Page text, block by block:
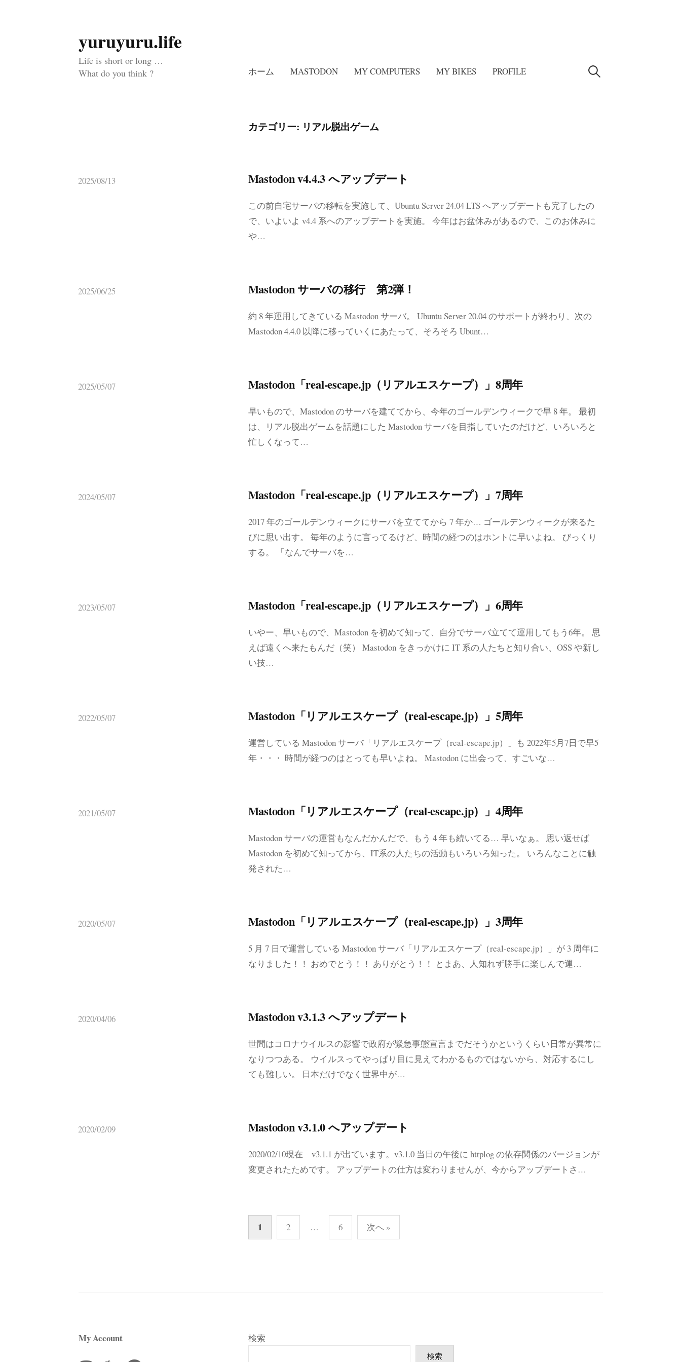
コ
ン
テ
プ
yuruyuru.life
Life is short or long …
What do you think ?
ホーム MASTODON MY COMPUTERS MY BIKES PROFILE 検
カテゴリー: リアル脱出ゲーム
2025/08/13 Mastodon v4.4.3 へアップデート
この前自宅サーバの移転を実施して、Ubuntu Server 24.04 LTS へアップデートも完了したの
で、いよいよ v4.4 系へのアップデートを実施。 今年はお盆休みがあるので、このお休みに
や…
2025/06/25 Mastodon サーバの移行 第2弾！
約 8 年運用してきている Mastodon サーバ。 Ubuntu Server 20.04 のサポートが終わり、次の
Mastodon 4.4.0 以降に移っていくにあたって、そろそろ Ubunt…
2025/05/07 Mastodon「real-escape.jp（リアルエスケープ）」8周年
早いもので、Mastodon のサーバを建ててから、今年のゴールデンウィークで早 8 年。 最初
は、リアル脱出ゲームを話題にした Mastodon サーバを目指していたのだけど、いろいろと
忙しくなって…
2024/05/07 Mastodon「real-escape.jp（リアルエスケープ）」7周年
2017 年のゴールデンウィークにサーバを立ててから 7 年か… ゴールデンウィークが来るた
びに思い出す。 毎年のように言ってるけど、時間の経つのはホントに早いよね。 びっくり
する。 「なんでサーバを…
2023/05/07 Mastodon「real-escape.jp（リアルエスケープ）」6周年
いやー、早いもので、Mastodon を初めて知って、自分でサーバ立てて運用してもう6年。 思
えば遠くへ来たもんだ（笑） Mastodon をきっかけに IT 系の人たちと知り合い、OSS や新し
い技…
2022/05/07 Mastodon「リアルエスケープ（real-escape.jp）」5周年
運営している Mastodon サーバ「リアルエスケープ（real-escape.jp）」も 2022年5月7日で早5
年・・・ 時間が経つのはとっても早いよね。 Mastodon に出会って、すごいな…
2021/05/07 Mastodon「リアルエスケープ（real-escape.jp）」4周年
Mastodon サーバの運営もなんだかんだで、もう 4 年も続いてる… 早いなぁ。 思い返せば
Mastodon を初めて知ってから、IT系の人たちの活動もいろいろ知った。 いろんなことに触
発された…
2020/05/07 Mastodon「リアルエスケープ（real-escape.jp）」3周年
5 月 7 日で運営している Mastodon サーバ「リアルエスケープ（real-escape.jp）」が 3 周年に
なりました！！ おめでとう！！ ありがとう！！ とまあ、人知れず勝手に楽しんで運…
2020/04/06 Mastodon v3.1.3 へアップデート
世間はコロナウイルスの影響で政府が緊急事態宣言までだそうかというくらい日常が異常に
なりつつある。 ウイルスってやっぱり目に見えてわかるものではないから、対応するにし
ても難しい。 日本だけでなく世界中が…
2020/02/09 Mastodon v3.1.0 へアップデート
2020/02/10現在 v3.1.1 が出ています。v3.1.0 当日の午後に httplog の依存関係のバージョンが
変更されたためです。 アップデートの仕方は変わりませんが、今からアップデートさ…
投
稿
り
1 2 … 6 次へ »
My Account 検索
検索